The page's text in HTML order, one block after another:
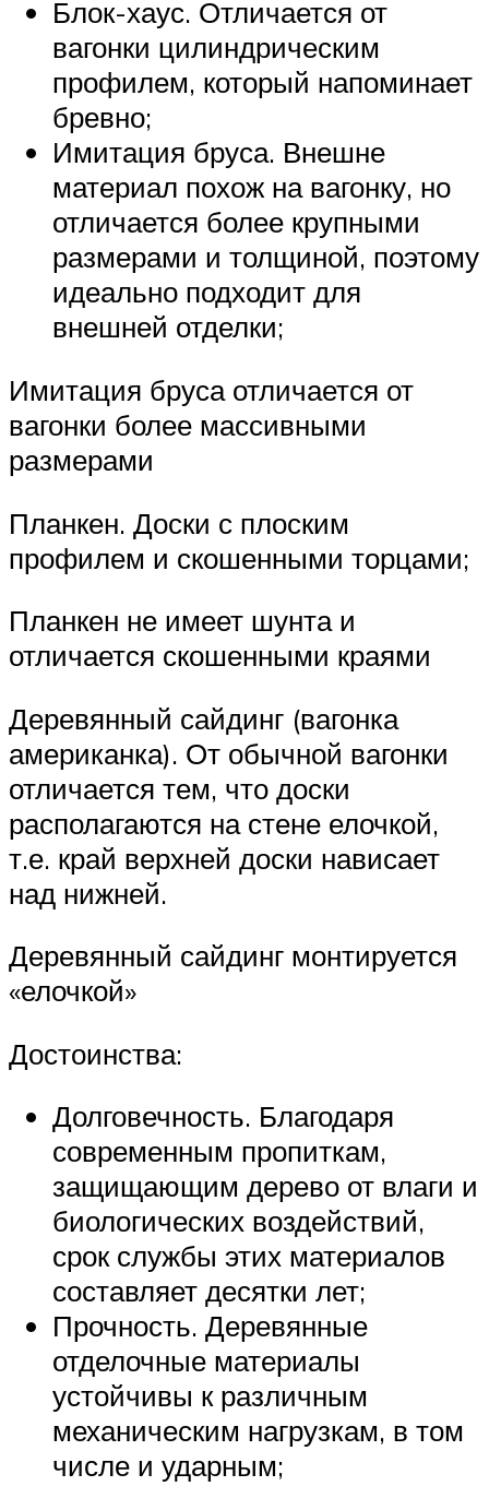
Блок-хаус. Отличается от
вагонки цилиндрическим
профилем, который напоминает
бревно;
Имитация бруса. Внешне
материал похож на вагонку, но
отличается более крупными
размерами и толщиной, поэтому
идеально подходит для
внешней отделки;
Имитация бруса отличается от
вагонки более массивными
размерами
Планкен. Доски с плоским
профилем и скошенными торцами;
Планкен не имеет шунта и
отличается скошенными краями
Деревянный сайдинг (вагонка
американка). От обычной вагонки
отличается тем, что доски
располагаются на стене елочкой,
т.е. край верхней доски нависает
над нижней.
Деревянный сайдинг монтируется
«елочкой»
Достоинства:
Долговечность. Благодаря
современным пропиткам,
защищающим дерево от влаги и
биологических воздействий,
срок службы этих материалов
составляет десятки лет;
Прочность. Деревянные
отделочные материалы
устойчивы к различным
механическим нагрузкам, в том
числе и ударным;